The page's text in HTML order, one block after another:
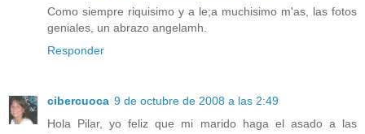
Como siempre riquisimo y a le;a muchisimo m'as, las fotos
geniales, un abrazo angelamh.
Responder
cibercuoca 9 de octubre de 2008 a las 2:49
Hola Pilar, yo feliz que mi marido haga el asado a las